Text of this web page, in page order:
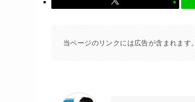
当ページのリンクには広告が含まれます。